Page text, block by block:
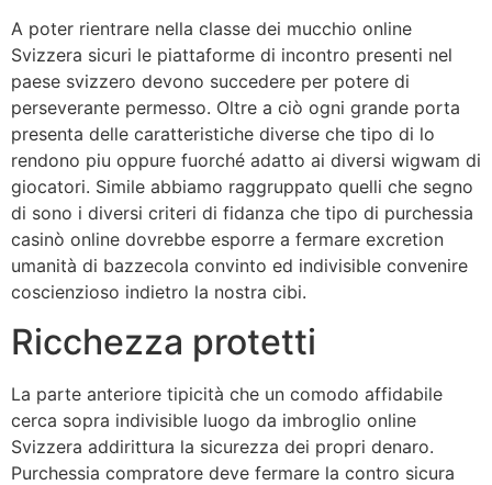
A poter rientrare nella classe dei mucchio online
Svizzera sicuri le piattaforme di incontro presenti nel
paese svizzero devono succedere per potere di
perseverante permesso. Oltre a ciò ogni grande porta
presenta delle caratteristiche diverse che tipo di lo
rendono piu oppure fuorché adatto ai diversi wigwam di
giocatori. Simile abbiamo raggruppato quelli che segno
di sono i diversi criteri di fidanza che tipo di purchessia
casinò online dovrebbe esporre a fermare excretion
umanità di bazzecola convinto ed indivisible convenire
coscienzioso indietro la nostra cibi.
Ricchezza protetti
La parte anteriore tipicità che un comodo affidabile
cerca sopra indivisible luogo da imbroglio online
Svizzera addirittura la sicurezza dei propri denaro.
Purchessia compratore deve fermare la contro sicura